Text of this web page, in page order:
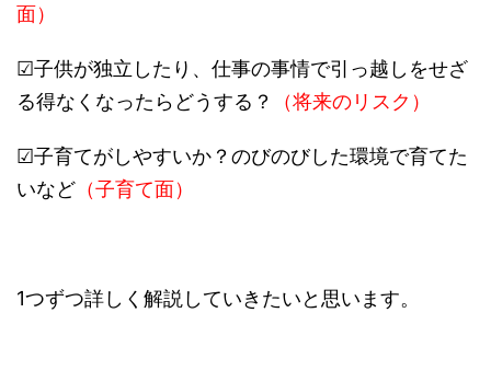
面）
☑子供が独立したり、仕事の事情で引っ越しをせざ
る得なくなったらどうする？
（将来のリスク）
☑子育てがしやすいか？のびのびした環境で育てた
いなど （子育て面）
1つずつ詳しく解説していきたいと思います。